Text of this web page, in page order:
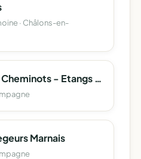
· Châlons-en-
Aux Amis Pecheurs Cheminots - Etangs Saint Hubert
Marnais